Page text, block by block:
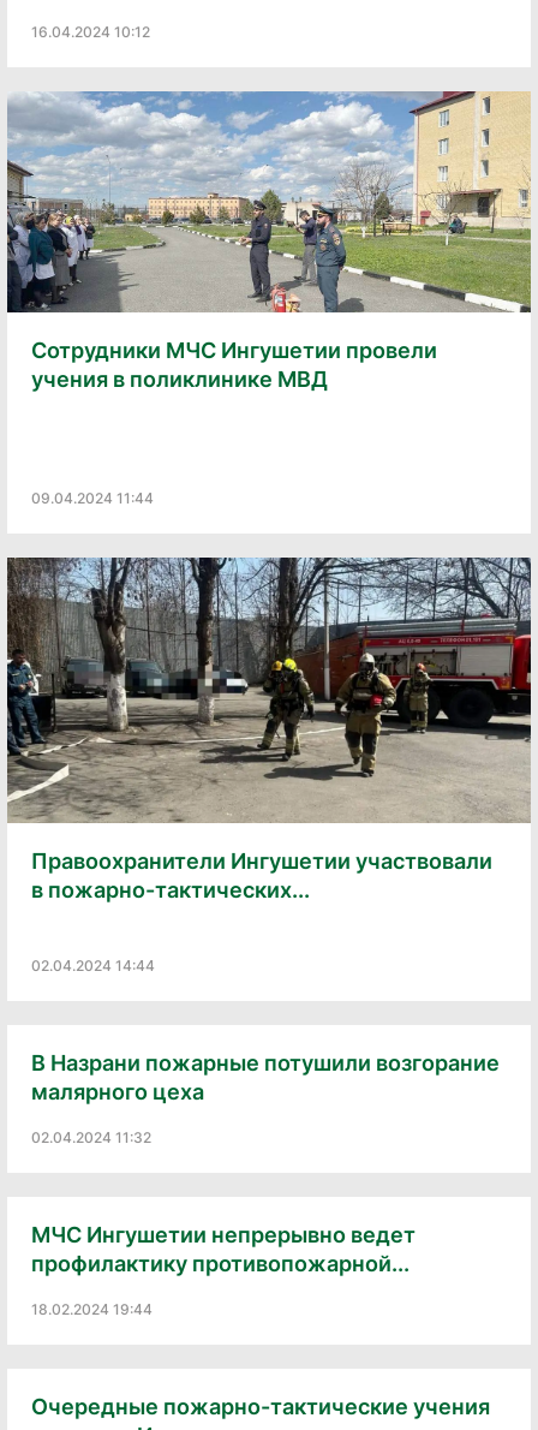
16.04.2024 10:12
Сотрудники МЧС Ингушетии провели
учения в поликлинике МВД
09.04.2024 11:44
Правоохранители Ингушетии участвовали
в пожарно-тактических...
02.04.2024 14:44
В Назрани пожарные потушили возгорание
малярного цеха
02.04.2024 11:32
МЧС Ингушетии непрерывно ведет
профилактику противопожарной...
18.02.2024 19:44
Очередные пожарно-тактические учения